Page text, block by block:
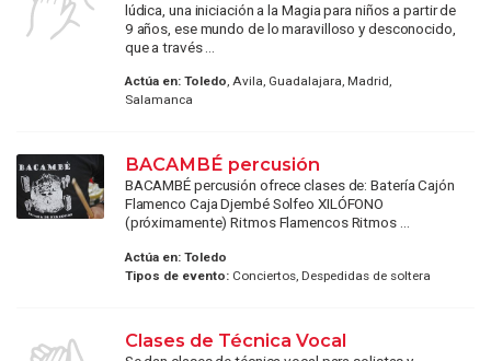
lúdica, una iniciación a la Magia para niños a partir de
9 años, ese mundo de lo maravilloso y desconocido,
que a través ...
Actúa en: Toledo, Avila, Guadalajara, Madrid,
Salamanca
BACAMBÉ percusión
BACAMBÉ percusión ofrece clases de: Batería Cajón
Flamenco Caja Djembé Solfeo XILÓFONO
(próximamente) Ritmos Flamencos Ritmos ...
Actúa en: Toledo
Tipos de evento:Conciertos, Despedidas de soltera
Clases de Técnica Vocal